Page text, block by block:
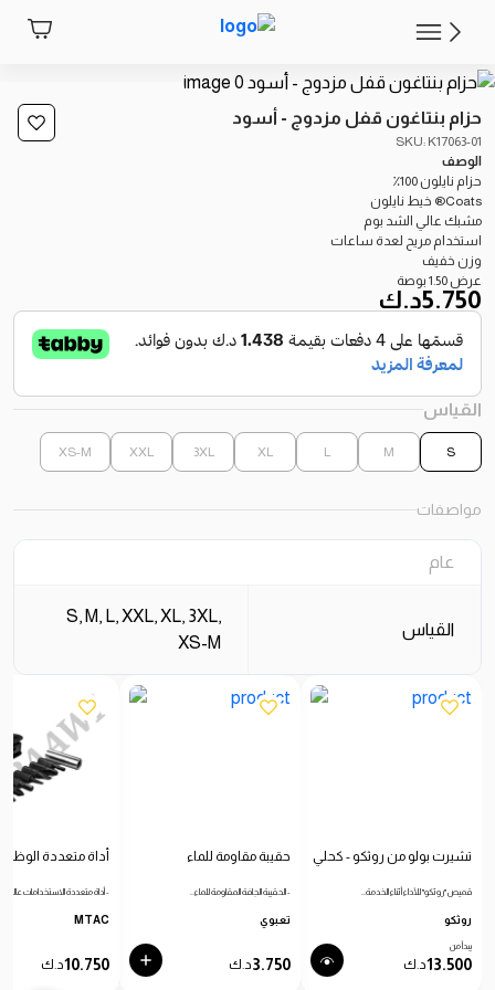
حزام بنتاغون قفل مزدوج - أسود
SKU: K17063-01
الوصف
حزام نايلون 100٪
Coats® خيط نايلون
مشبك عالي الشد بوم
استخدام مريح لعدة ساعات
وزن خفيف
عرض 1.50 بوصة
5.750د.ك
القياس
S
M
L
XL
3XL
XXL
XS-M
مواصفات
عام
القياس
S, M, L, XXL, XL, 3XL,
XS-M
تشيرت بولو من روثكو - كحلي
قميص "روثكو" للأداء أثناء الخدمة…
روثكو
يبدأ من
13.500د.ك
حقيبة مقاومة للماء
- الحقيبة الجافة المقاومة للماء…
تعبوي
3.750د.ك
أداة متعددة
- أداة متعددة الاستخدامات عالية…
MTAC
10.750د.ك